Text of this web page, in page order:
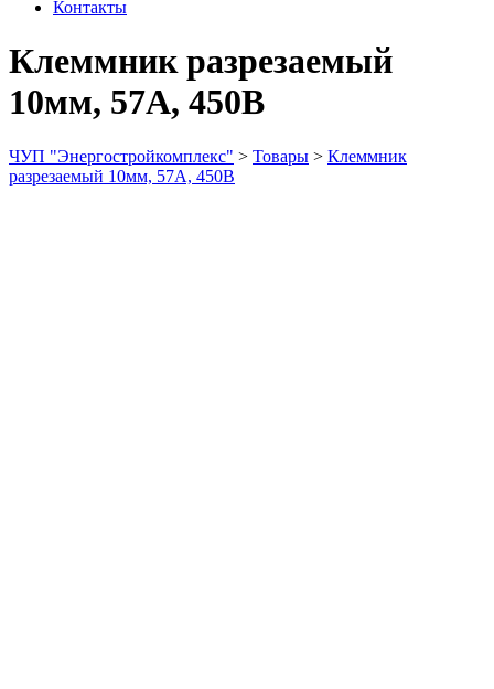
Контакты
Клеммник разрезаемый
10мм, 57А, 450В
ЧУП "Энергостройкомплекс" > Товары > Клеммник
разрезаемый 10мм, 57А, 450В